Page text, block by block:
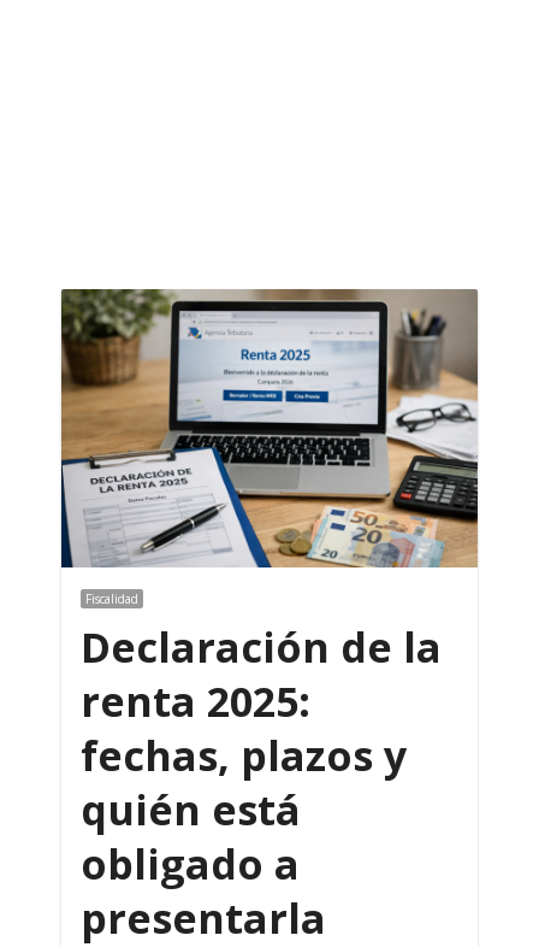
Fiscalidad
Declaración de la
renta 2025:
fechas, plazos y
quién está
obligado a
presentarla